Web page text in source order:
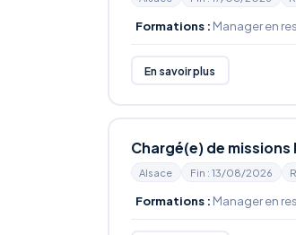
Formations : Manager en
En savoir plus
Chargé(e) de missions
Alsace Fin : 13/08/2026
Formations : Manager en